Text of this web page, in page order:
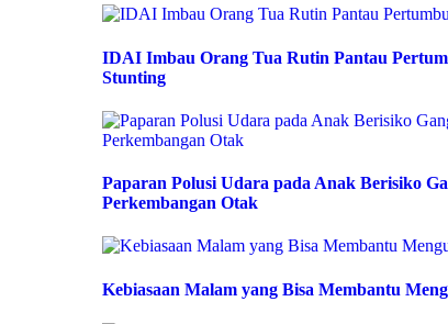
IDAI Imbau Orang Tua Rutin Pantau
Stunting
Paparan Polusi Udara pada Anak Berisiko
Perkembangan Otak
Kebiasaan Malam yang Bisa Membantu